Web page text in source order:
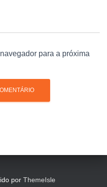
para a próxima
por ThemeIsle